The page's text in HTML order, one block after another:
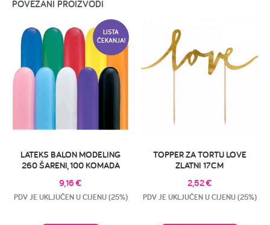
POVEZANI PROIZVODI
LISTA
ČEKANJA!
LATEKS BALON MODELING
260 ŠARENI, 100 KOMADA
9,16€
PDV JE UKLJUČEN U CIJENU (25%)
TOPPER ZA TORTU LOVE
ZLATNI 17CM
2,52€
PDV JE UKLJUČEN U CIJENU (25%)